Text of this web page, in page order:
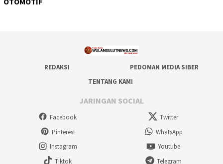
REDAKSI
PEDOMAN MEDIA SIBER
TENTANG KAMI
JARINGAN SOCIAL
Facebook
Twitter
Pinterest
WhatsApp
Instagram
Youtube
Tiktok
Telegram